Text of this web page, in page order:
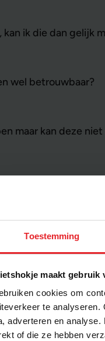
Toestemming
maakt gebruik
cookies om
te analyseren.
adverteren en
of die ze hebben
ik die dan gelijk
wel betrouwbaar?
maar kan deze
ik hiervoor een
ik deze melden?